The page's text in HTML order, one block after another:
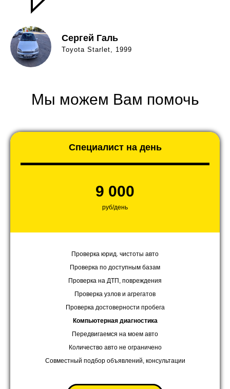
Сергей Галь
Toyota Starlet, 1999
Мы можем Вам помочь
Специалист на день
9 000
руб/день
Проверка юрид. чистоты авто
Проверка по доступным базам
Проверка на ДТП, повреждения
Проверка узлов и агрегатов
Проверка достоверности пробега
Компьютерная диагностика
Передвигаемся на моем авто
Количество авто не ограничено
Совместный подбор объявлений, консультации